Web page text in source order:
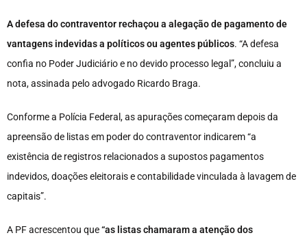
A defesa do contraventor rechaçou a alegação de pagamento de
vantagens indevidas a políticos ou agentes públicos. “A defesa
confia no Poder Judiciário e no devido processo legal”, concluiu a
nota, assinada pelo advogado Ricardo Braga.
Conforme a Polícia Federal, as apurações começaram depois da
apreensão de listas em poder do contraventor indicarem “a
existência de registros relacionados a supostos pagamentos
indevidos, doações eleitorais e contabilidade vinculada à lavagem de
capitais”.
A PF acrescentou que“as listas chamaram a atenção dos